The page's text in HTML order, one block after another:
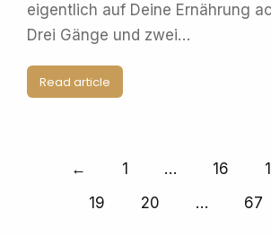
eigentlich auf Deine Ernährung
Drei Gänge und zwei…
Read article
← 1 … 16
19
20 … 67